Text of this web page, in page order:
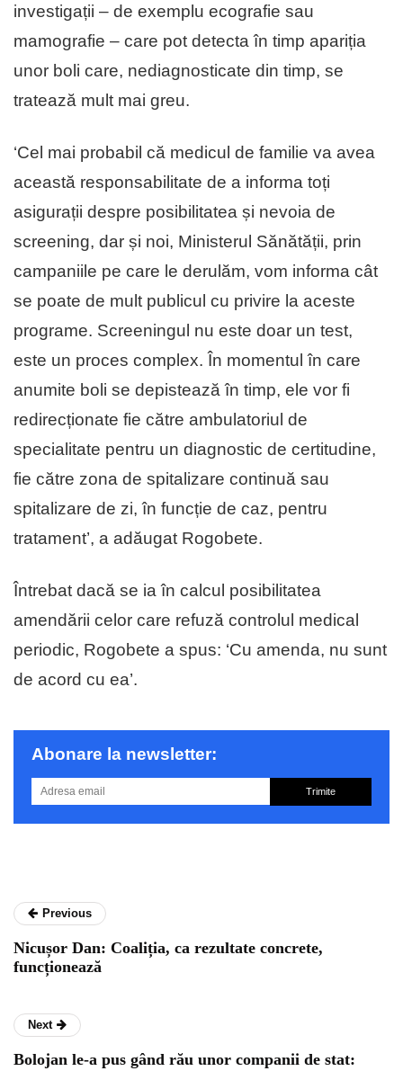
investigații – de exemplu ecografie sau
mamografie – care pot detecta în timp apariția
unor boli care, nediagnosticate din timp, se
tratează mult mai greu.
‘Cel mai probabil că medicul de familie va avea
această responsabilitate de a informa toți
asigurații despre posibilitatea și nevoia de
screening, dar și noi, Ministerul Sănătății, prin
campaniile pe care le derulăm, vom informa cât
se poate de mult publicul cu privire la aceste
programe. Screeningul nu este doar un test,
este un proces complex. În momentul în care
anumite boli se depistează în timp, ele vor fi
redirecționate fie către ambulatoriul de
specialitate pentru un diagnostic de certitudine,
fie către zona de spitalizare continuă sau
spitalizare de zi, în funcție de caz, pentru
tratament’, a adăugat Rogobete.
Întrebat dacă se ia în calcul posibilitatea
amendării celor care refuză controlul medical
periodic, Rogobete a spus: ‘Cu amenda, nu sunt
de acord cu ea’.
Abonare la newsletter:
Trimite
Previous
Nicușor Dan: Coaliția, ca rezultate concrete,
funcționează
Next
Bolojan le-a pus gând rău unor companii de stat: